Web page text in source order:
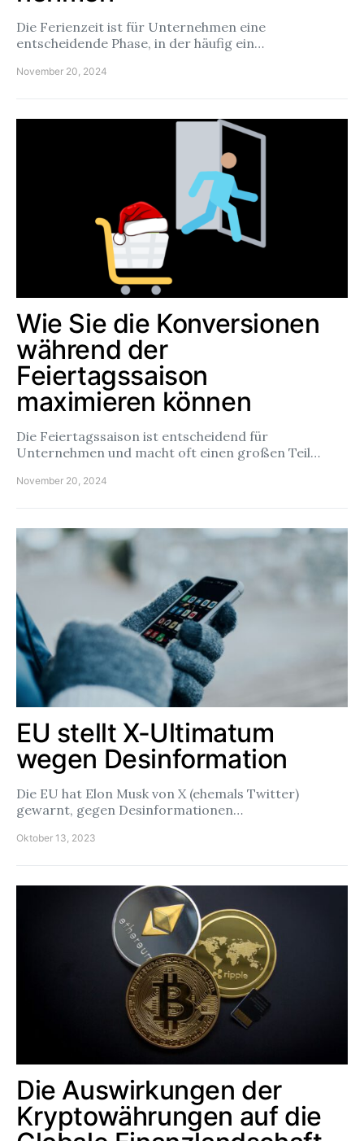
Die Ferienzeit ist für Unternehmen eine
entscheidende Phase, in der häufig ein…
November 20, 2024
Wie Sie die Konversionen
während der
Feiertagssaison
maximieren können
Die Feiertagssaison ist entscheidend für
Unternehmen und macht oft einen großen Teil…
November 20, 2024
EU stellt X-Ultimatum
wegen Desinformation
Die EU hat Elon Musk von X (ehemals Twitter)
gewarnt, gegen Desinformationen…
Oktober 13, 2023
Die Auswirkungen der
Kryptowährungen auf die